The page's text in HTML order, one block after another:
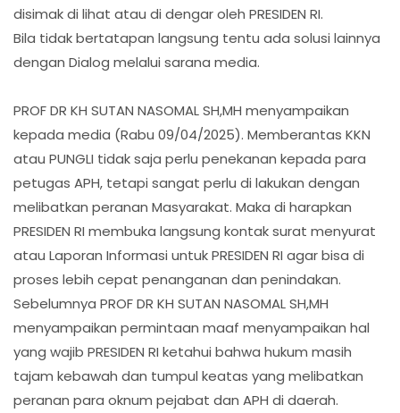
disimak di lihat atau di dengar oleh PRESIDEN RI.
Bila tidak bertatapan langsung tentu ada solusi lainnya
dengan Dialog melalui sarana media.
PROF DR KH SUTAN NASOMAL SH,MH menyampaikan
kepada media (Rabu 09/04/2025). Memberantas KKN
atau PUNGLI tidak saja perlu penekanan kepada para
petugas APH, tetapi sangat perlu di lakukan dengan
melibatkan peranan Masyarakat. Maka di harapkan
PRESIDEN RI membuka langsung kontak surat menyurat
atau Laporan Informasi untuk PRESIDEN RI agar bisa di
proses lebih cepat penanganan dan penindakan.
Sebelumnya PROF DR KH SUTAN NASOMAL SH,MH
menyampaikan permintaan maaf menyampaikan hal
yang wajib PRESIDEN RI ketahui bahwa hukum masih
tajam kebawah dan tumpul keatas yang melibatkan
peranan para oknum pejabat dan APH di daerah.